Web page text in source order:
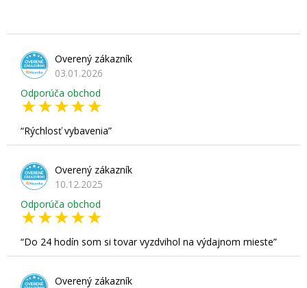
Overený zákazník
03.01.2026
Odporúča obchod
Rýchlosť vybavenia
Overený zákazník
10.12.2025
Odporúča obchod
Do 24 hodín som si tovar vyzdvihol na výdajnom mieste
Overený zákazník